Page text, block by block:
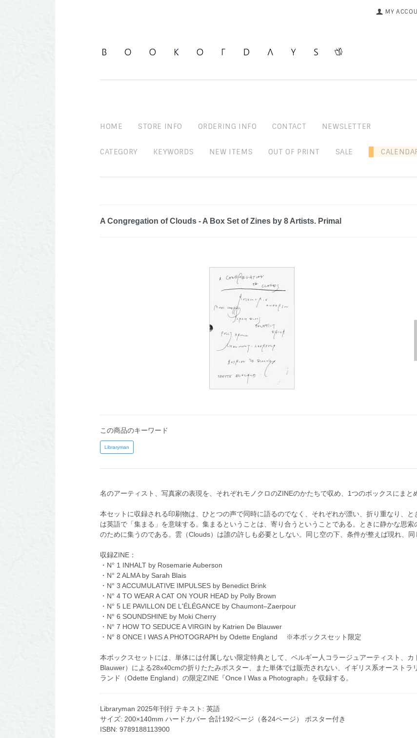
MY
HOME STORE INFO ORDERING INFO CONTACT NEWSLETTER
CATEGORY KEYWORDS NEW ITEMS OUT OF PRINT SALE
A Congregation of Clouds - A Box Set of Zines by 8 Artists. Primal
この商品のキーワード
Libraryman
名のアーティスト、写真家の表現を、それぞれモノクロのZINEのかたちで収め、1つのボックスにまと
本セットに収録される印刷物は、ひとつの声で同時に語るのでなく、それぞれが漂い、折り重なり、と
は英語で「集まる」を意味する。集まるということは、寄り合うということである。ときに静かな思
のために集うのである。雲（Clouds）は誰の許しも必要としない。同じ空の下、条件が整えば現れ、同
収録ZINE：
・N° 1 INHALT by Rosemarie Auberson
・N° 2 ALMA by Sarah Blais
・N° 3 ACCUMULATIVE IMPULSES by Benedict Brink
・N° 4 TO WEAR A CAT ON YOUR HEAD by Polly Brown
・N° 5 LE PAVILLON DE L'ÉLÉGANCE by Chaumont–Zaerpour
・N° 6 SOUNDSHINE by Moki Cherry
・N° 7 HOW TO SEDUCE A VIRGIN by Katrien De Blauwer
・N° 8 ONCE I WAS A PHOTOGRAPH by Odette England ※本ボックスセット限定
本ボックスセットには、単体には付属しない限定特典として、ベルギー人コラージュアーティスト、
Blauwer）による28x40cmの折りたたみポスター、また単体では販売されない、イギリス系オースト
ランド（Odette England）の限定ZINE『Once I Was a Photograph』を収録する。
Libraryman 2025年刊行 テキスト: 英語
サイズ: 200×140mm ハードカバー 合計192ページ（各24ページ） ポスター付き
ISBN: 9789188113900